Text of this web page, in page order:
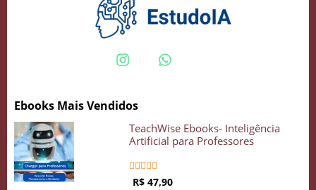
Ebooks Mais Vendidos
TeachWise Ebooks- Inteligência
Artificial para Professores
    
R$ 47,90
Crie seu Avatar com Inteligência Artificial
Vidgenie
COMECE GRÁTIS